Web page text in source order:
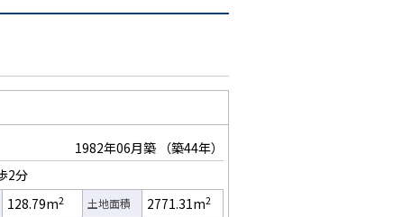
1982年06月築
（築44年）
2分
128.79m2 土地面積 2771.31m2